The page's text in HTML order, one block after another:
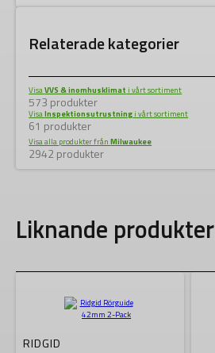
Relaterade kategorier
VisaVVS & inomhusklimat i vårt sortiment
573 produkter
VisaInspektionsutrustning i vårt sortiment
61 produkter
Visa alla produkter frånMilwaukee
2942 produkter
Liknande produkter
RIDGID